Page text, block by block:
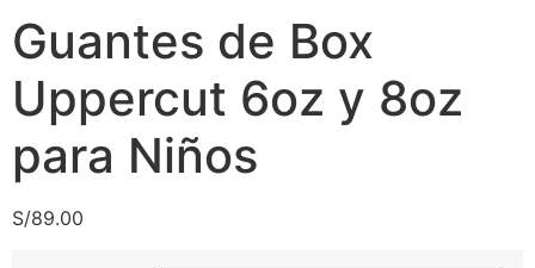
Guantes de Box
Uppercut 6oz y 8oz
para Niños
S/89.00